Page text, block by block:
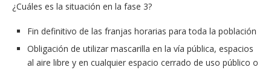
¿Cuáles es la situación en la fase 3?
Fin definitivo de las franjas horarias para toda la población
Obligación de utilizar mascarilla en la vía pública, espacios
al aire libre y en cualquier espacio cerrado de uso público o